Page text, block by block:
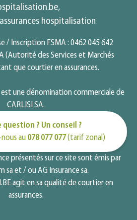
hospitalisation
/ Inscription FSMA : 0462 045 642
(Autorité des Services et Marchés
que courtier en assurances.
est une dénomination commerciale de
CARLISI SA.
question ? Un conseil ?
au 078 077 077(tarif zonal)
présentés sur ce site sont émis par
sa et / ou AG Insurance sa.
agit en sa qualité de courtier en
assurances.